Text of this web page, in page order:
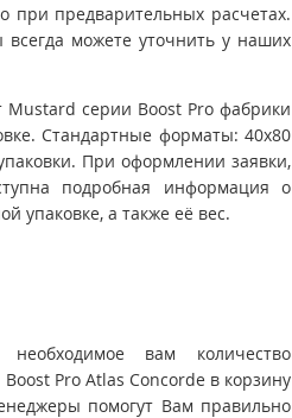
при предварительных расчетах.
можете уточнить у наших
Mustard серии Boost Pro фабрики
Стандартные форматы: 40x80
При оформлении заявки,
подробная информация о
упаковке, а также её вес.
вам количество
Pro Atlas Concorde в корзину
помогут Вам правильно